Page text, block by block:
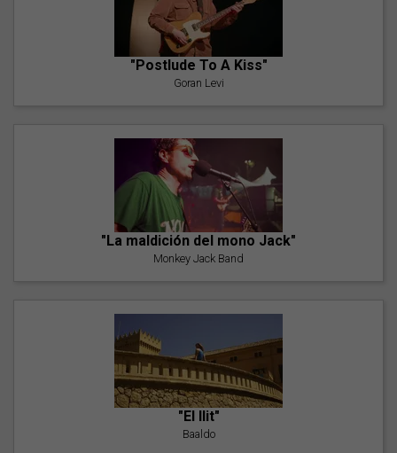
"Postlude To A Kiss"
Goran Levi
"La maldición del mono Jack"
Monkey Jack Band
"El llit"
Baaldo